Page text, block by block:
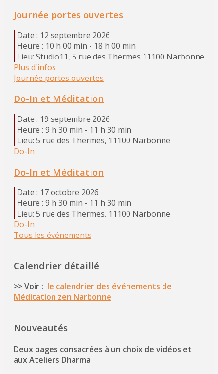
Journée portes ouvertes
Date : 12 septembre 2026
Heure : 10 h 00 min - 18 h 00 min
Lieu: Studio11, 5 rue des Thermes 11100 Narbonne
Plus d'infos
Journée portes ouvertes
Do-In et Méditation
Date : 19 septembre 2026
Heure : 9 h 30 min - 11 h 30 min
Lieu: 5 rue des Thermes, 11100 Narbonne
Do-In
Do-In et Méditation
Date : 17 octobre 2026
Heure : 9 h 30 min - 11 h 30 min
Lieu: 5 rue des Thermes, 11100 Narbonne
Do-In
Tous les événements
Calendrier détaillé
>> Voir : le calendrier des événements de
Méditation zen Narbonne
Nouveautés
Deux pages consacrées à un choix de vidéos et
aux Ateliers Dharma